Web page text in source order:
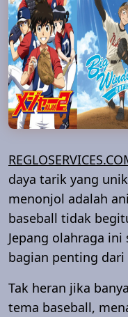
daya tarik yang
menonjol adalah
baseball tidak
Jepang olahraga
bagian penting dari
Tak heran jika
tema baseball,